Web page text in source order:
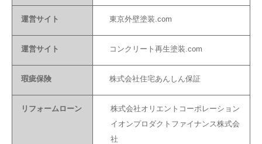
運営サイト 東京外壁塗装.com
運営サイト コンクリート再生塗装.com
瑕疵保険 株式会社住宅あんしん保証
リフォームローン
株式会社オリエントコーポレーション
イオンプロダクトファイナンス株式会
社